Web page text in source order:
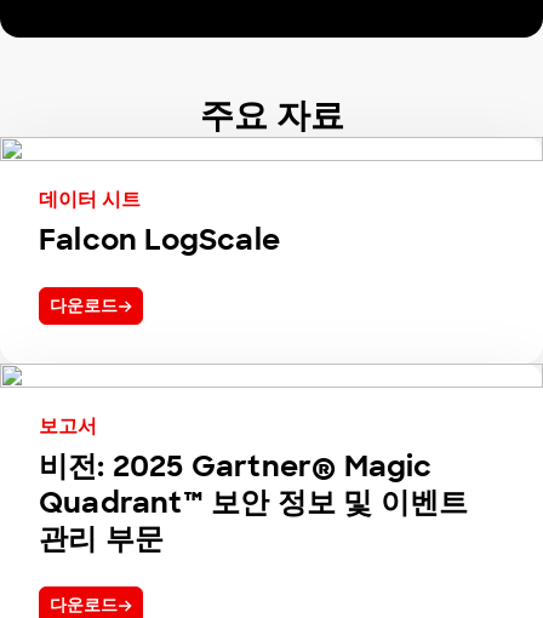
주요 자료
데이터 시트
Falcon LogScale
다운로드
보고서
비전: 2025 Gartner® Magic
Quadrant™ 보안 정보 및 이벤트
관리 부문
다운로드